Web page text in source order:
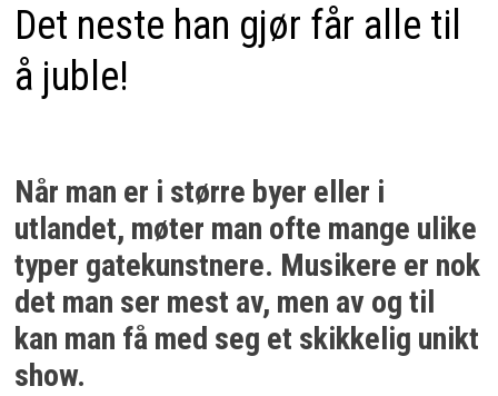
Det neste han gjør får alle til
å juble!
Når man er i større byer eller i
utlandet, møter man ofte mange ulike
typer gatekunstnere. Musikere er nok
det man ser mest av, men av og til
kan man få med seg et skikkelig unikt
show.